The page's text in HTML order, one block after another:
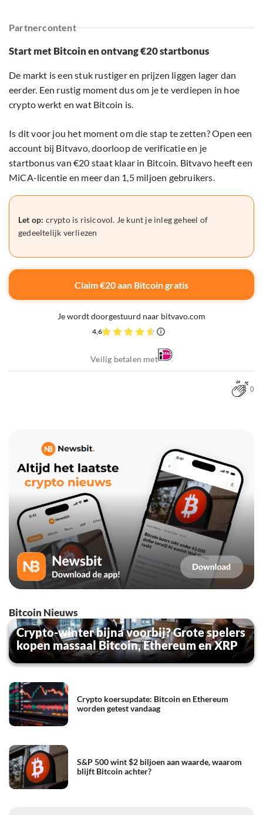
Partnercontent
Start met Bitcoin en ontvang €20 startbonus
De markt is een stuk rustiger en prijzen liggen lager dan
eerder. Een rustig moment dus om je te verdiepen in hoe
crypto werkt en wat Bitcoin is.
Is dit voor jou het moment om die stap te zetten? Open een
account bij Bitvavo, doorloop de verificatie en je
startbonus van €20 staat klaar in Bitcoin. Bitvavo heeft een
MiCA-licentie en meer dan 1,5 miljoen gebruikers.
Let op: crypto is risicovol. Je kunt je inleg geheel of
gedeeltelijk verliezen
Claim €20 aan Bitcoin gratis
Je wordt doorgestuurd naar bitvavo.com
4,6
Veilig betalen met
0
Bitcoin Nieuws
Crypto-winter bijna voorbij? Grote spelers
kopen massaal Bitcoin, Ethereum en XRP
Crypto koersupdate: Bitcoin en Ethereum
worden getest vandaag
S&P 500 wint $2 biljoen aan waarde, waarom
blijft Bitcoin achter?